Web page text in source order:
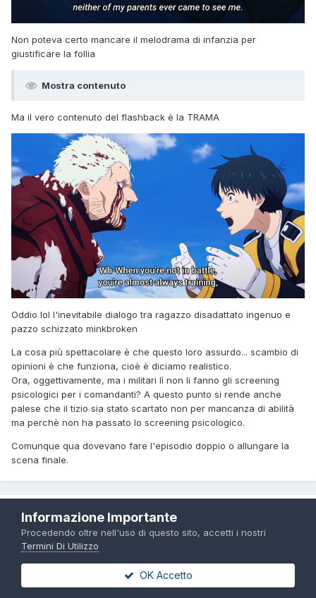
Non poteva certo mancare il melodrama di infanzia per
giustificare la follia
Mostra contenuto
Ma il vero contenuto del flashback è la TRAMA
Oddio lol l'inevitabile dialogo tra ragazzo disadattato ingenuo e
pazzo schizzato minkbroken
La cosa più spettacolare è che questo loro assurdo... scambio di
opinioni è che funziona, cioè è diciamo realistico.
Ora, oggettivamente, ma i militari lì non li fanno gli screening
psicologici per i comandanti? A questo punto si rende anche
palese che il tizio sia stato scartato non per mancanza di abilità
ma perchè non ha passato lo screening psicologico.
Comunque qua dovevano fare l'episodio doppio o allungare la
scena finale.
Tufio
Inviato13 Giugno
hero or a sage, but an appraiser (provisional)! - Saikyou no
Shokugyou wa Yuusha demo Kenja demo Naku Kanteishi
Informazione Importante
Procedendo oltre nell'uso di questo sito, accetti i nostri
Termini Di Utilizzo
OK Accetto